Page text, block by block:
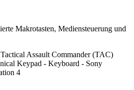
Makrotasten, Mediensteuerung und
Assault Commander (TAC)
Keypad - Keyboard - Sony
4